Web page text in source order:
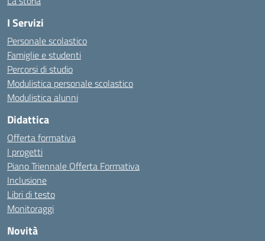
I Servizi
Personale scolastico
Famiglie e studenti
Percorsi di studio
Modulistica personale scolastico
Modulistica alunni
Didattica
Offerta formativa
I progetti
Piano Triennale Offerta Formativa
Inclusione
Libri di testo
Monitoraggi
Novità